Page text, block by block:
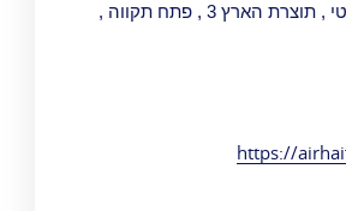
בסר סיטי , תוצרת הארץ 3 , פתח תקווה ,
https://